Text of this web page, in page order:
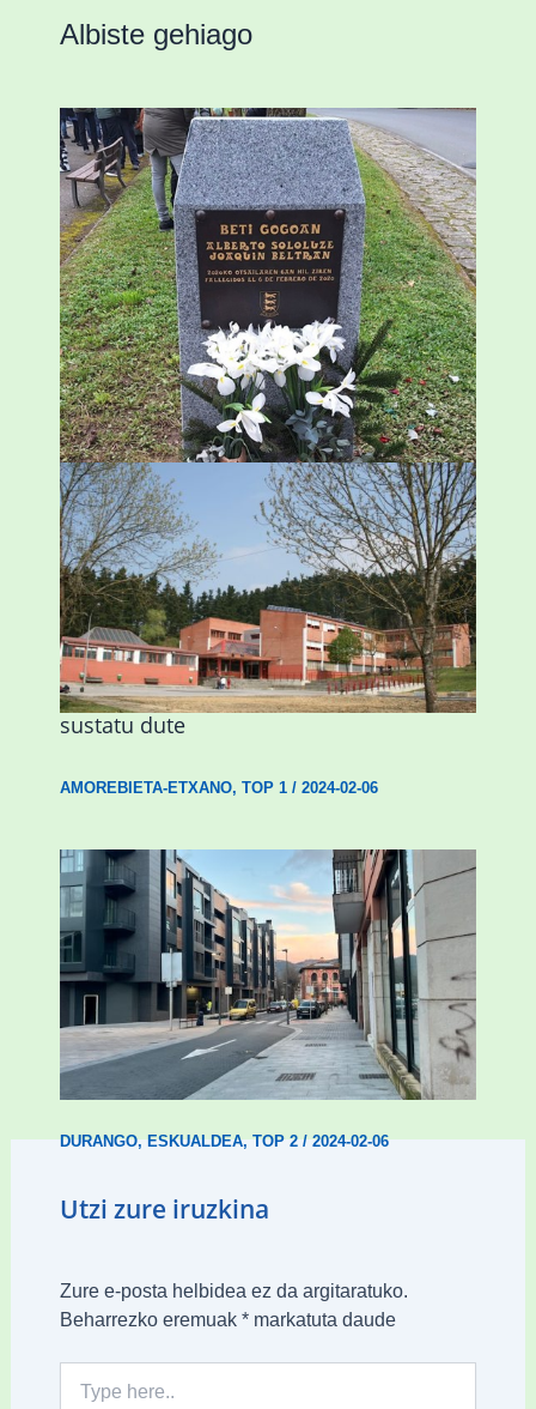
Albiste gehiago
«Azkenengo 40 urteetan Zaldibar jo zuen
ingurumen-hondamendirik larriena»
ESKUALDEA,ZALDIBAR/2024-02-06
Amorebietak eta Eusko Jaurlaritzak
Urritxen institutu berri bat eraikitzea
sustatu dute
AMOREBIETA-ETXANO, TOP 1/ 2024-02-06
Udal etxebizitza tasatuei buruzko lehen
ordenantza izango du Durangok
DURANGO,ESKUALDEA,TOP 2/2024-02-06
Utzi zure iruzkina
Zure e-posta helbidea ez da argitaratuko.
Beharrezko eremuak *markatuta daude
here..